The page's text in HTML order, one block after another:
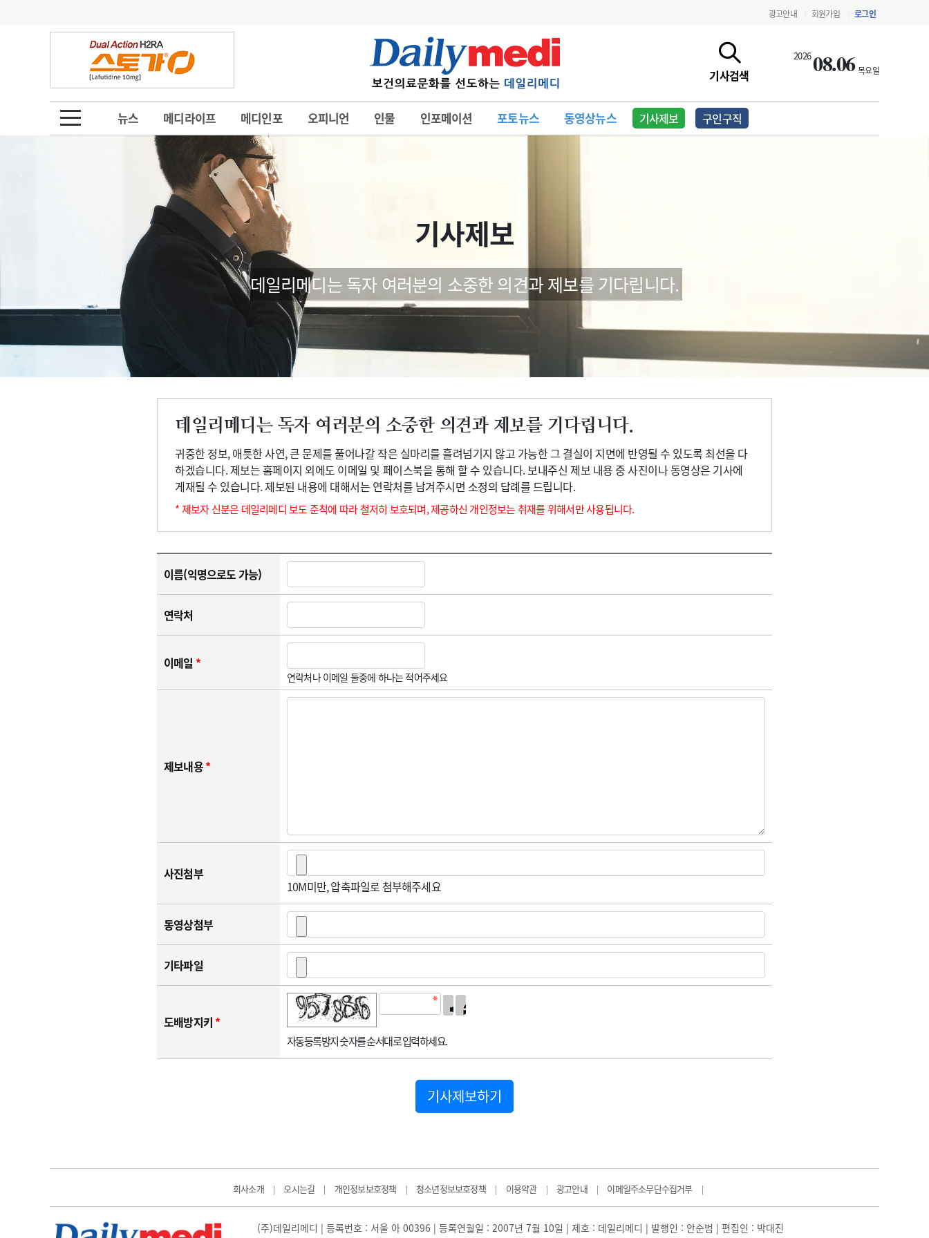
광고안내 회원가입 로그인
기사검색
202608.06 목요일
뉴스 메디라이프 메디인포 오피니언 인물 인포메이션 포토뉴스 동영상뉴스 기사제보 구인구직
금주의 검색어
1
의사인력 수급 추계
2
성분명 처방
3
AI의료
4
전공의 모집 결과
의사국시 합격률
6
관리급여 실시
의과대학 입시
10 약가인하
메디인포 사고
오피니언 칼럼 수첩
인물 초대석 피플
포토뉴스
지역병원 중소병원
행정처분 판례
학회·연수강좌 학회/연수강좌 행사
법적고지
기사제보
데일리메디는 독자 여러분의 소중한 의견과 제보를 기다립니다.
데일리메디는 독자 여러분의 소중한 의견과 제보를 기다립니다.
귀중한 정보, 애틋한 사연, 큰 문제를 풀어나갈 작은 실마리를 흘려넘기지 않고 가능한 그 결실이 지면에 반영될 수 있도록 최선을 다
하겠습니다. 제보는 홈페이지 외에도 이메일 및 페이스북을 통해 할 수 있습니다. 보내주신 제보 내용 중 사진이나 동영상은 기사에
게재될 수 있습니다. 제보된 내용에 대해서는 연락처를 남겨주시면 소정의 답례를 드립니다.
* 제보자 신분은 데일리메디 보도 준칙에 따라 철저히 보호되며, 제공하신 개인정보는 취재를 위해서만 사용됩니다.
이름(익명으로도 가능)
연락처
이메일 *
연락처나 이메일 둘중에 하나는 적어주세요
제보내용*
사진첨부
10M미만, 압축파일로 첨부해주세요
동영상첨부
기타파일
도배방지키 *
자동등록방지 숫자를 순서대로 입력하세요.
기사제보하기
회사소개 | 오시는길 | 개인정보보호정책 | 청소년정보보호정책 | 이용약관 | 광고안내 | 이메일주소무단수집거부 |
(주)데일리메디 | 등록번호 : 서울 아 00396 | 등록연월일 : 2007년 7월 10일 | 제호 : 데일리메디 | 발행인 : 안순범 | 편집인 : 박대진